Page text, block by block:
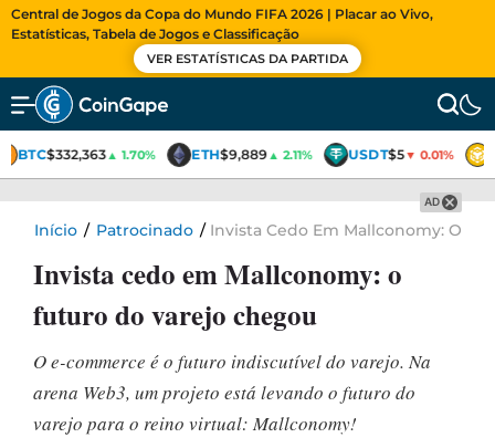
Central de Jogos da Copa do Mundo FIFA 2026 | Placar ao Vivo,
Estatísticas, Tabela de Jogos e Classificação
VER ESTATÍSTICAS DA PARTIDA
BTC$332,363▲ 1.70% ETH$9,889▲ 2.11% USDT$5▼ 0.01%
AD
Início / Patrocinado / Invista Cedo Em Mallconomy: O
Invista cedo em Mallconomy: o
futuro do varejo chegou
O e-commerce é o futuro indiscutível do varejo. Na
arena Web3, um projeto está levando o futuro do
varejo para o reino virtual: Mallconomy!